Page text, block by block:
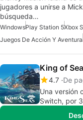
jugadores a unirse a
búsqueda…
WindowsPlay Station 5Xbox
Juegos De Acción Y Aventura
King of
4.7 De
Una versión
Switch, por